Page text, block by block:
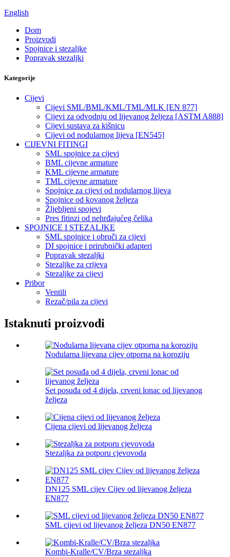
English
Dom
Proizvodi
Spojnice i stezaljke
Popravak stezaljki
Kategorije
Cijevi
Cijevi SML/BML/KML/TML/MLK [EN 877]
Cijevi za odvodnju od lijevanog željeza [ASTM A888]
Cijevi sustava za kišnicu
Cijevi od nodularnog lijeva [EN545]
CIJEVNI FITINGI
SML spojnice za cijevi
BML cijevne armature
KML cijevne armature
TML cijevne armature
Spojnice za cijevi od nodularnog lijeva
Spojnice od kovanog željeza
Žljebljeni spojevi
Pres fitinzi od nehrđajućeg čelika
SPOJNICE I STEZALJKE
SML spojnice i obruči za cijevi
DI spojnice i prirubnički adapteri
Popravak stezaljki
Stezaljke za crijeva
Stezaljke za cijevi
Pribor
Ventili
Rezač/pila za cijevi
Istaknuti proizvodi
Nodularna lijevana cijev otporna na koroziju
Set posuđa od 4 dijela, crveni lonac od lijevanog
željeza
Cijena cijevi od lijevanog željeza
Stezaljka za potporu cjevovoda
DN125 SML cijev Cijev od lijevanog željeza
EN877
SML cijevi od lijevanog željeza DN50 EN877
Kombi-Kralle/CV/Brza stezaljka